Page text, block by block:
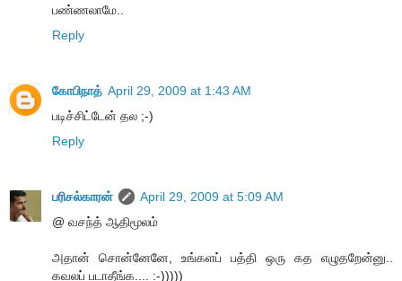
பண்ணலாமே..
Reply
கோபிநாத் April 29, 2009 at 1:43 AM
படிச்சிட்டேன் தல ;-)
Reply
பரிசல்காரன்
April 29, 2009 at 5:09 AM
@ வசந்த் ஆதிமூலம்
அதான் சொன்னேனே, உங்களப் பத்தி ஒரு கத எழுதறேன்னு..
கவலப் படாதீங்க.... :-)))))